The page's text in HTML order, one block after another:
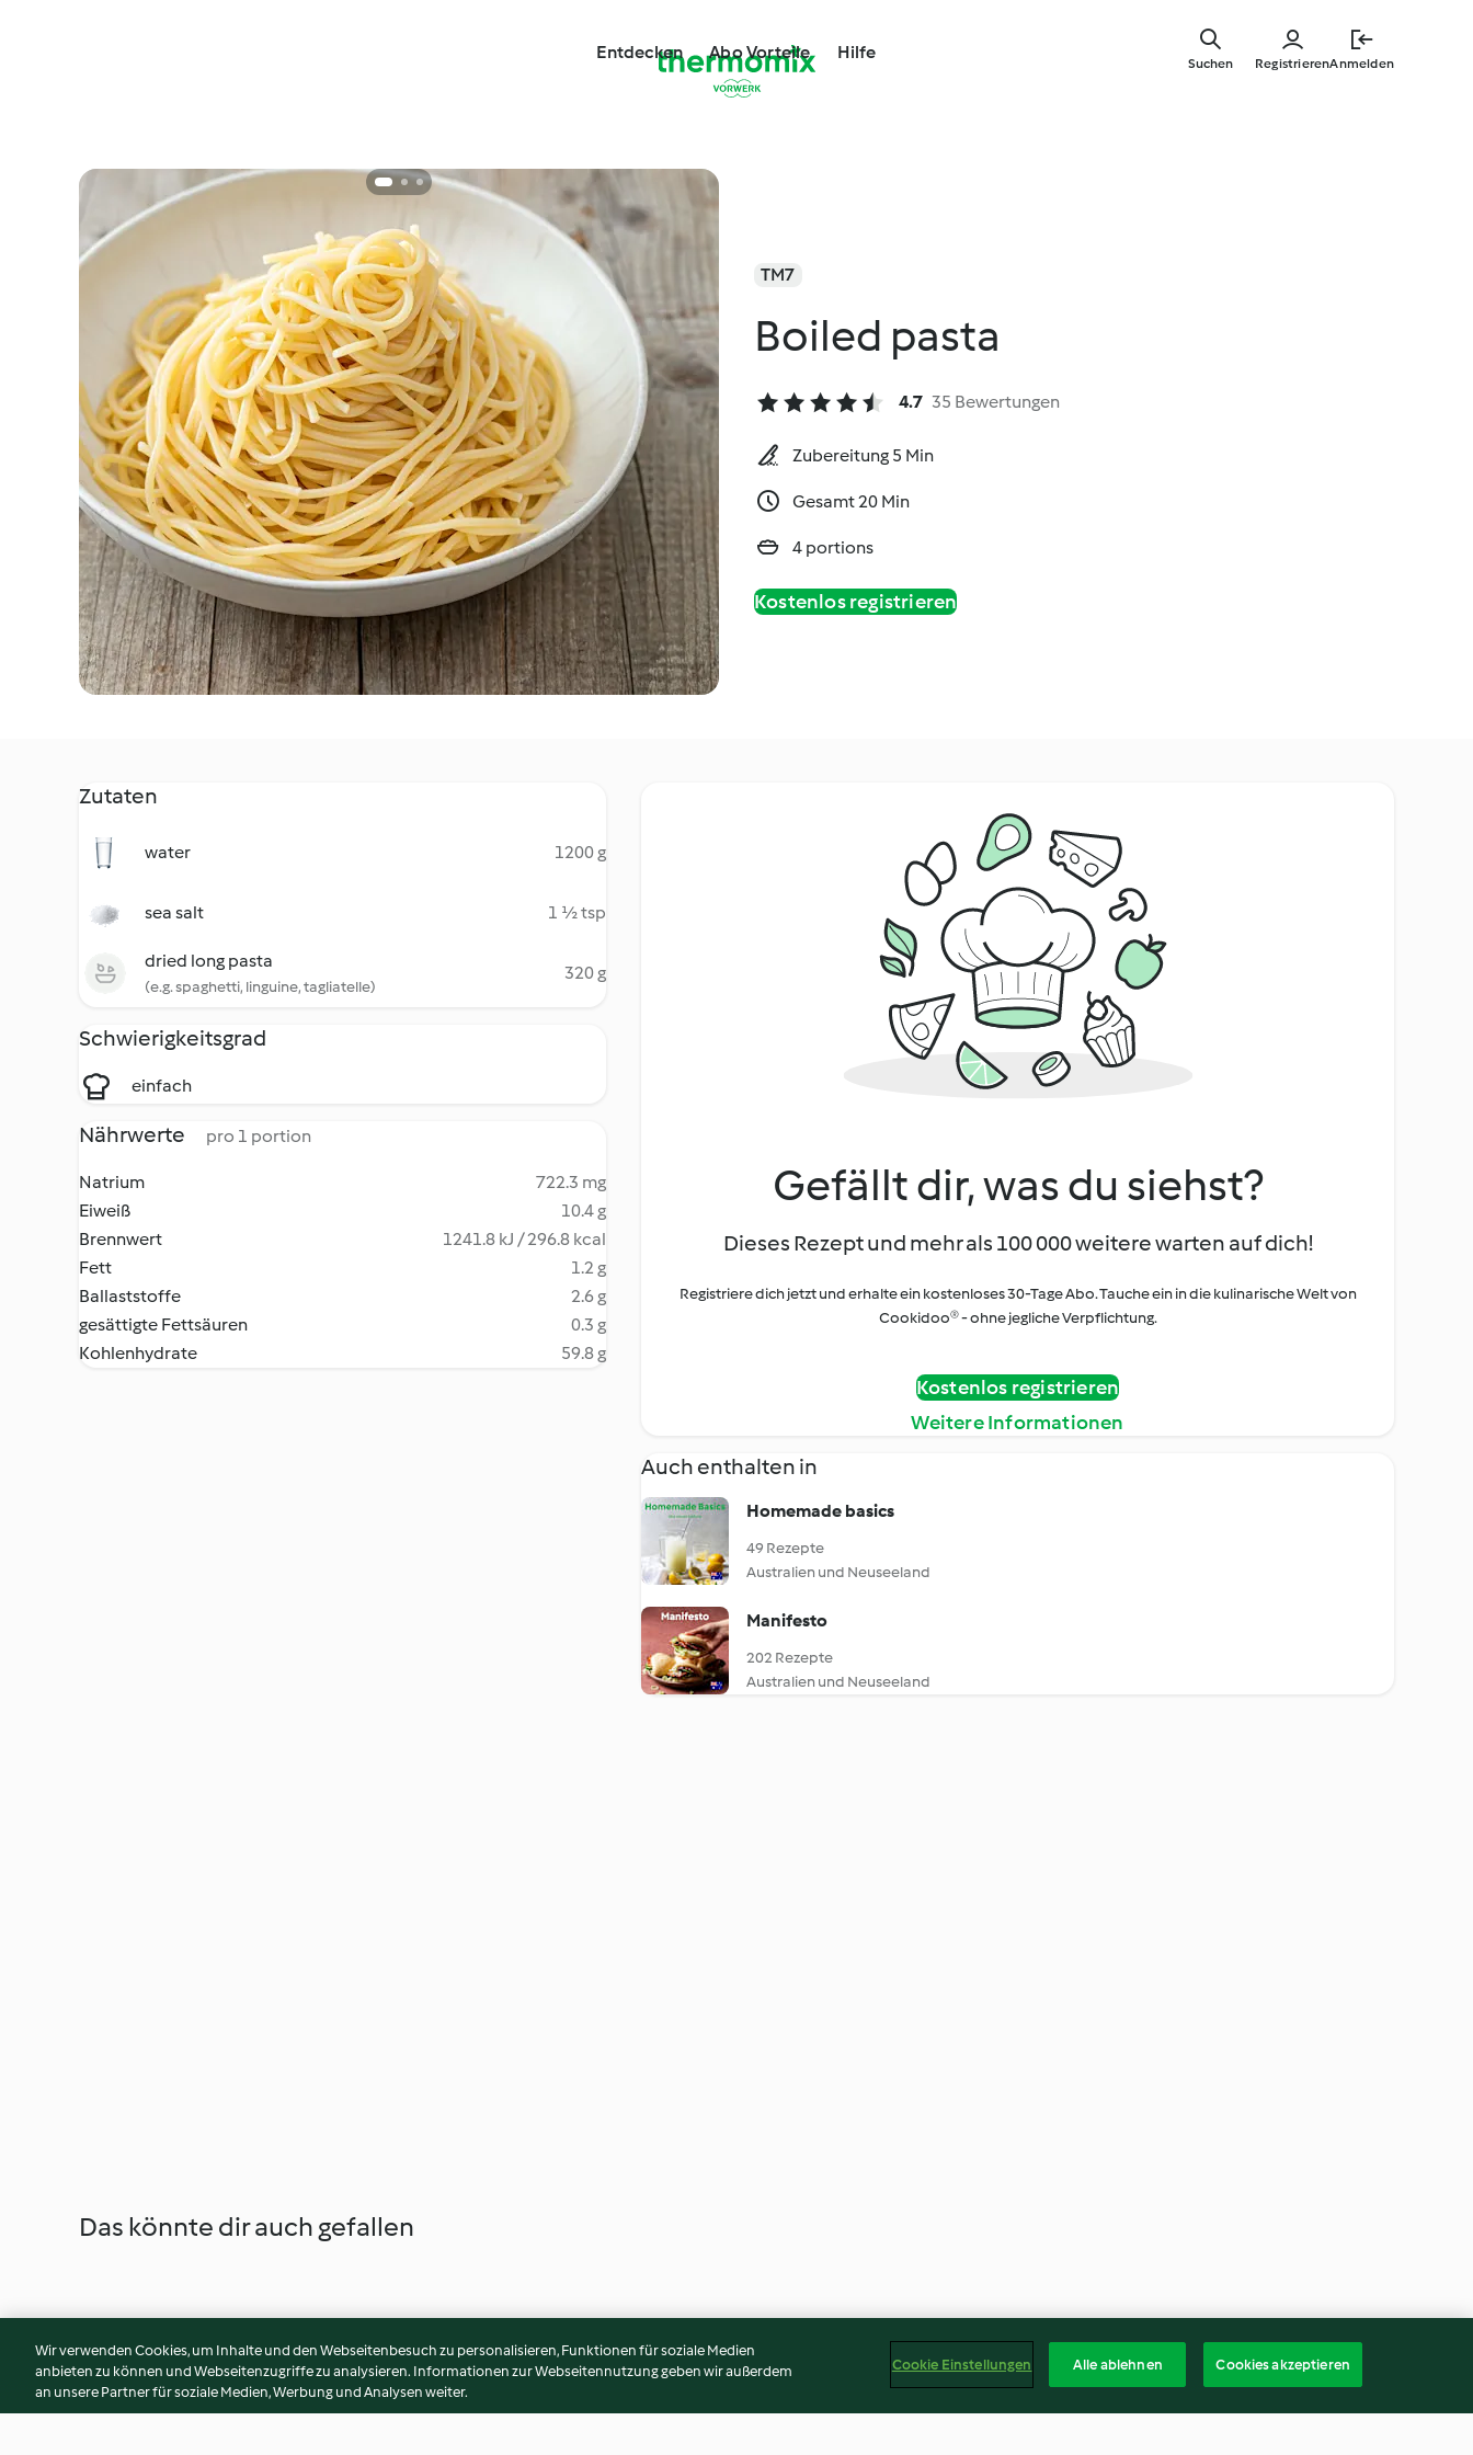
Entdecken Abo Vorteile Hilfe
RegistrierenAnmelden
Suchen
TM7
Boiled pasta
4.7 35 Bewertungen
Zubereitung 5 Min
Gesamt 20 Min
4 portions
Kostenlos registrieren
Zutaten
water 1200 g
sea salt 1 ½ tsp
dried long pasta
(e.g. spaghetti, linguine, tagliatelle)
320 g
Schwierigkeitsgrad
einfach
Nährwerte pro 1 portion
Natrium
722.3 mg
Eiweiß
10.4 g
Brennwert
1241.8 kJ / 296.8 kcal
Fett
1.2 g
Ballaststoffe
2.6 g
gesättigte Fettsäuren
0.3 g
Kohlenhydrate
59.8 g
Gefällt dir, was du siehst?
Dieses Rezept und mehr als 100 000 weitere warten auf dich!
Registriere dich jetzt und erhalte ein kostenloses 30-Tage Abo. Tauche ein in die kulinarische Welt von
Cookidoo® - ohne jegliche Verpflichtung.
Kostenlos registrieren
Weitere Informationen
Auch enthalten in
Homemade basics
49 Rezepte
Australien und Neuseeland
Manifesto
202 Rezepte
Australien und Neuseeland
Das könnte dir auch gefallen
Wir verwenden Cookies, um Inhalte und den Webseitenbesuch zu personalisieren, Funktionen für soziale Medien
anbieten zu können und Webseitenzugriffe zu analysieren. Informationen zur Webseitennutzung geben wir außerdem
an unsere Partner für soziale Medien, Werbung und Analysen weiter.
Cookie Einstellungen Alle ablehnen Cookies akzeptieren